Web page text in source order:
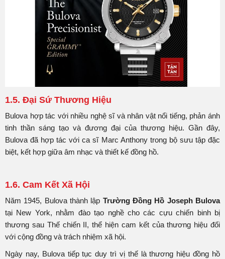
1.5. Đại Sứ Thương Hiệu
Bulova hợp tác với nhiều nghệ sĩ và nhân vật nổi tiếng, phản ánh
tinh thần sáng tạo và đương đại của thương hiệu. Gần đây,
Bulova đã hợp tác với ca sĩ Marc Anthony trong bộ sưu tập đặc
biệt, kết hợp giữa âm nhạc và thiết kế đồng hồ.
1.6. Cam Kết Xã Hội
Năm 1945, Bulova thành lập Trường Đồng Hồ Joseph Bulova
tại New York, nhằm đào tạo nghề cho các cựu chiến binh bị
thương sau Thế chiến II, thể hiện cam kết của thương hiệu đối
với cộng đồng và trách nhiệm xã hội.
Ngày nay, Bulova tiếp tục duy trì vị thế là thương hiệu đồng hồ